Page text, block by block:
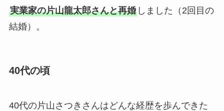
実業家の片山龍太郎さんと再婚しました（2回目の
結婚）。
40代の頃
40代の片山さつきさんはどんな経歴を歩んできた